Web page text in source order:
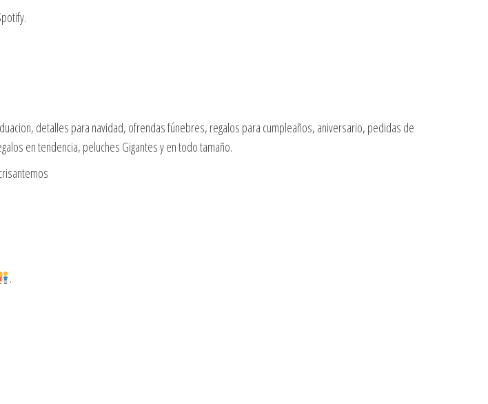
detalles para navidad, ofrendas fúnebres, regalos para cumpleaños, aniversario, pedidas de
en tendencia, peluches Gigantes y en todo tamaño.
.